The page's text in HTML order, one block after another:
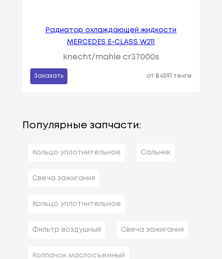
Радиатор охлаждающей жидкости
MERCEDES E-CLASS W211
knecht/mahle cr37000s
Заказать от 84591 тенге
Популярные запчасти:
Кольцо уплотнительное Сальник
Свеча зажигания
Кольцо уплотнительное
Фильтр воздушный Свеча зажигания
Колпачок маслосъемный